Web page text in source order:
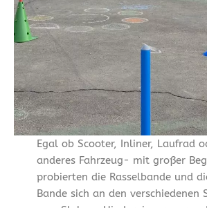
Egal ob Scooter, Inliner, Laufrad
anderes Fahrzeug- mit großer
probierten die Rasselbande und
Bande sich an den verschiedenen